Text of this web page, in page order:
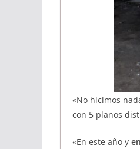
«No hicimos
con 5 planos
«En este año y